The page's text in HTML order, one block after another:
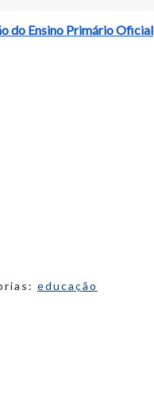
do Ensino Primário Oficial
educação